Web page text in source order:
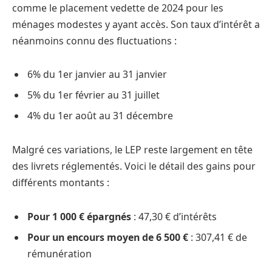
comme le placement vedette de 2024 pour les
ménages modestes y ayant accès. Son taux d’intérêt a
néanmoins connu des fluctuations :
6% du 1er janvier au 31 janvier
5% du 1er février au 31 juillet
4% du 1er août au 31 décembre
Malgré ces variations, le LEP reste largement en tête
des livrets réglementés. Voici le détail des gains pour
différents montants :
Pour 1 000 € épargnés : 47,30 € d’intérêts
Pour un encours moyen de 6 500 € : 307,41 € de
rémunération